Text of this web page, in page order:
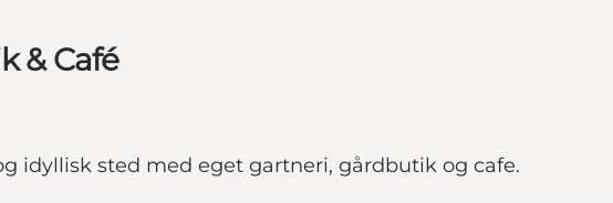
& Café
idyllisk sted med eget gartneri, gårdbutik og cafe.